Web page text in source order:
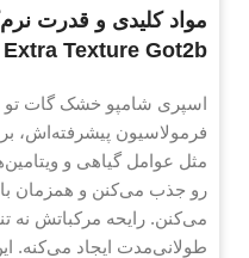
مواد کلیدی و قدرت
Extra Texture Got2b
فرمولاسیون پیشرفته‌اش، بر
مثل عوامل گیاهی و
رو جذب می‌کنن و همزمان
می‌کنن. رایحه مرکباتش نه
طولانی‌مدت ایجاد می‌کنه.